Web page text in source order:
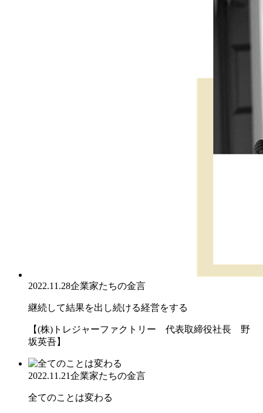
2022.11.28企業家たちの金言
継続して結果を出し続ける経営をする
【(株)トレジャーファクトリー 代表取締役社長 野
坂英吾】
2022.11.21企業家たちの金言
全てのことは変わる